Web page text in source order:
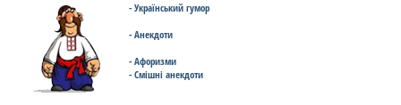
- Український гумор
- Анекдоти
- Афоризми
- Смішні анекдоти